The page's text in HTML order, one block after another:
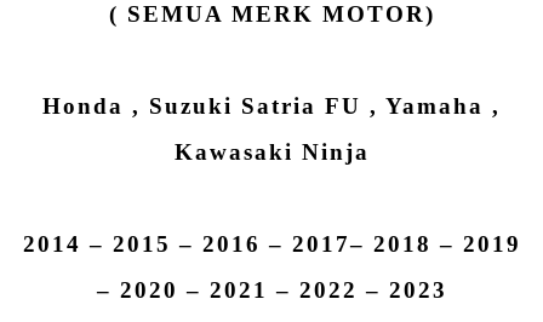
( SEMUA MERK MOTOR)
Honda , Suzuki Satria FU , Yamaha ,
Kawasaki Ninja
2014 – 2015 – 2016 – 2017– 2018 – 2019
– 2020 – 2021 – 2022 – 2023